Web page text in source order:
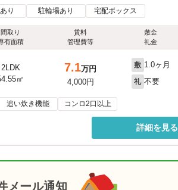
り 駐輪場あり 宅配ボックス
間取り
有面積
賃料
管理費等
敷金
礼金
2LDK
㎡
7.1万円
4,000円
敷 1.0ヶ月
礼 不要
追い炊き機能 コンロ2口以上
詳細を見る
メール通知